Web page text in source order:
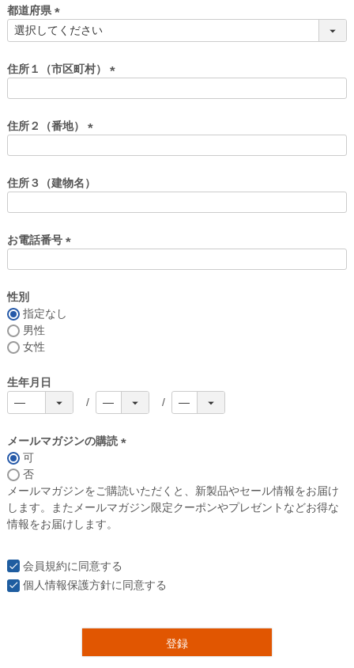
須
)
都道府県
(
須
)
住所１（市区町村）
)
住所２（番地）
須
)
住所３（建物名）
お電話番号
性別
指定なし
男性
女性
生年月日
メールマガジンの購読
須
)
可
否
メールマガジンをご購読いただくと、新製品やセール情報をお届け
します。またメールマガジン限定クーポンやプレゼントなどお得な
情報をお届けします。
会員規約に同意する
個人情報保護方針に同意する
登録